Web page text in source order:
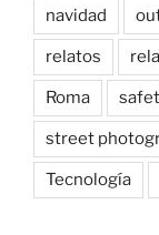
navidad
relatos
Roma
street
Tecnología